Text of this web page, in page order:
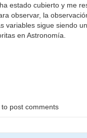
estado cubierto y me
observar, la
variables sigue siendo
en Astronomía.
to post comments